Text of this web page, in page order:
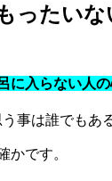
ったい
に入らない人の
う事は誰でもあ
かです。